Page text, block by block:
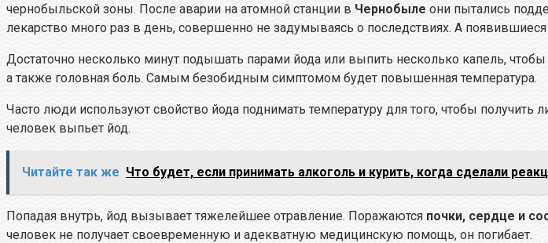
чернобыльской зоны. После аварии на атомной станции в Чернобыле они пытались
лекарство много раз в день, совершенно не задумываясь о последствиях. А
Достаточно несколько минут подышать парами йода или выпить несколько капель,
а также головная боль. Самым безобидным симптомом будет повышенная температура.
Часто люди используют свойство йода поднимать температуру для того, чтобы получить
человек выпьет йод.
Читайте так же Что будет, если принимать алкоголь и курить, когда сделали
Попадая внутрь, йод вызывает тяжелейшее отравление. Поражаются почки, сердце и
человек не получает своевременную и адекватную медицинскую помощь, он погибает.